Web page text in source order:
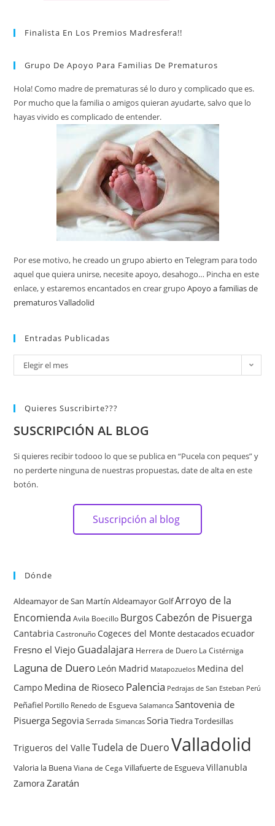
Finalista En Los Premios Madresfera!!
Grupo De Apoyo Para Familias De Prematuros
Hola! Como madre de prematuras sé lo duro y complicado que es.
Por mucho que la familia o amigos quieran ayudarte, salvo que lo
hayas vivido es complicado de entender.
Por ese motivo, he creado un grupo abierto en Telegram para todo
aquel que quiera unirse, necesite apoyo, desahogo… Pincha en este
enlace, y estaremos encantados en crear grupoApoyo a familias de
prematuros Valladolid
Entradas Publicadas
Elegir el mes
Quieres Suscribirte???
SUSCRIPCIÓN AL BLOG
Si quieres recibir todooo lo que se publica en “Pucela con peques” y
no perderte ninguna de nuestras propuestas, date de alta en este
botón.
Suscripción al blog
Dónde
Aldeamayor de San Martín Aldeamayor GolfArroyo de la
Encomienda Avila Boecillo Burgos Cabezón de Pisuerga
Cantabria Castronuño Cogeces del Monte destacadosecuador
Fresno el Viejo Guadalajara Herrera de Duero La Cistérniga
Laguna de Duero León Madrid Matapozuelos Medina del
Campo Medina de Rioseco Palencia Pedrajas de San Esteban Perú
Peñafiel Portillo Renedo de Esgueva Salamanca Santovenia de
PisuergaSegovia Serrada Simancas SoriaTiedraTordesillas
Trigueros del Valle Tudela de Duero Valladolid
Valoria la Buena Viana de Cega Villafuerte de EsguevaVillanubla
Zamora Zaratán